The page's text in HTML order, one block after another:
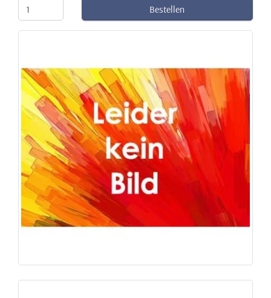
Bestellen